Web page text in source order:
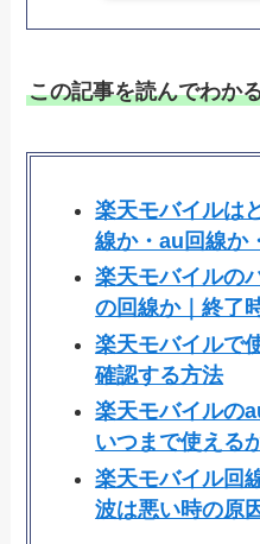
この記事を読んでわか
楽天モバイルは
線か・au回線か
楽天モバイルの
の回線か｜終了
楽天モバイルで
確認する方法
楽天モバイルの
いつまで使える
楽天モバイル回
波は悪い時の原